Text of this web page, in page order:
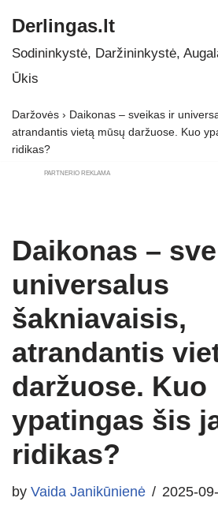
Skip
to
Derlingas.lt
Sodininkystė, Daržininkystė,
Ūkis
Daržovės › Daikonas – sveikas ir
atrandantis vietą mūsų daržuose. Kuo
ridikas?
PARTNERIO REKLAMA
Daikonas –
universalus
šakniavaisis,
atrandantis
daržuose. Kuo
ypatingas šis
ridikas?
by Vaida Janikūnienė 2025-